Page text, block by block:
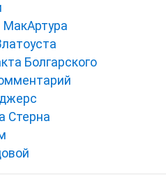
Болгарского
Стерна